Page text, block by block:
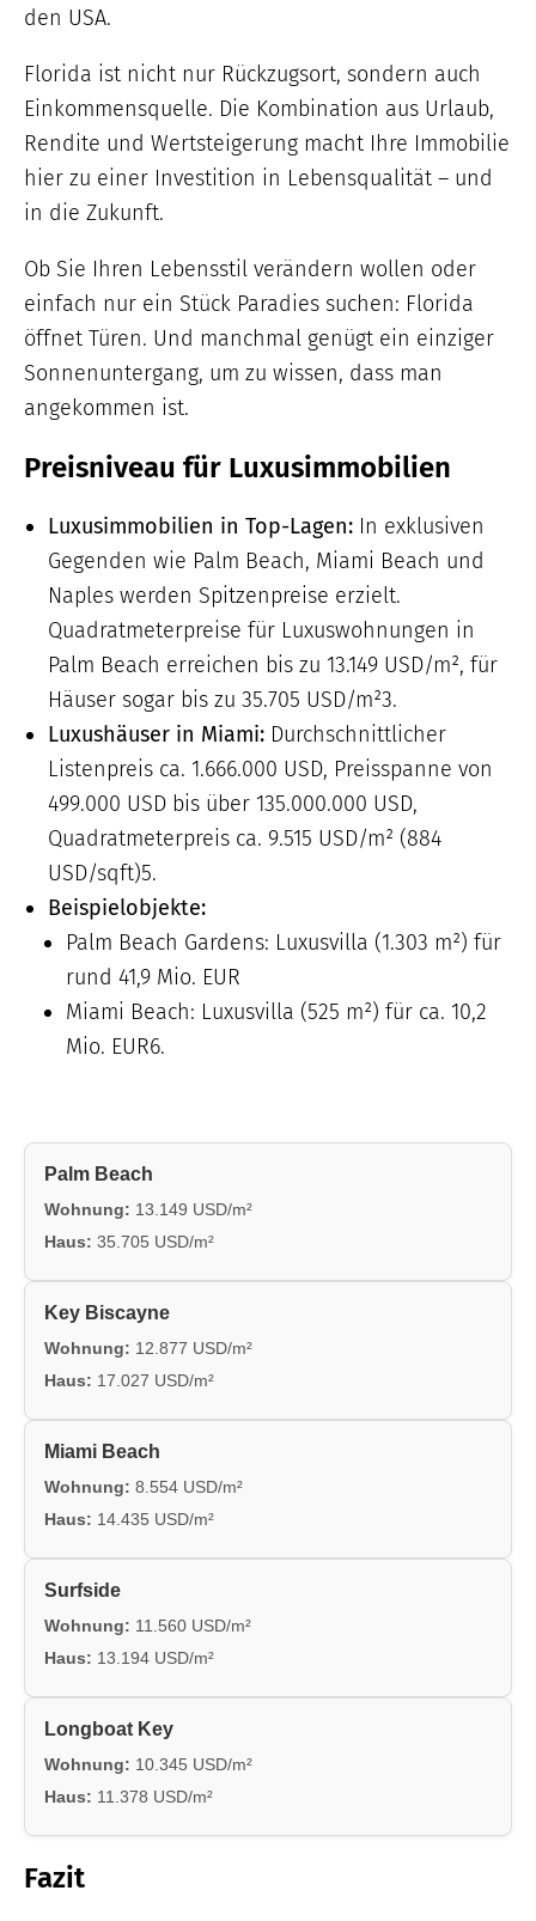
den USA.
Florida ist nicht nur Rückzugsort, sondern auch
Einkommensquelle. Die Kombination aus Urlaub,
Rendite und Wertsteigerung macht Ihre Immobilie
hier zu einer Investition in Lebensqualität – und
in die Zukunft.
Ob Sie Ihren Lebensstil verändern wollen oder
einfach nur ein Stück Paradies suchen: Florida
öffnet Türen. Und manchmal genügt ein einziger
Sonnenuntergang, um zu wissen, dass man
angekommen ist.
Preisniveau für Luxusimmobilien
Luxusimmobilien in Top-Lagen: In exklusiven
Gegenden wie Palm Beach, Miami Beach und
Naples werden Spitzenpreise erzielt.
Quadratmeterpreise für Luxuswohnungen in
Palm Beach erreichen bis zu 13.149 USD/m², für
Häuser sogar bis zu 35.705 USD/m²3.
Luxushäuser in Miami: Durchschnittlicher
Listenpreis ca. 1.666.000 USD, Preisspanne von
499.000 USD bis über 135.000.000 USD,
Quadratmeterpreis ca. 9.515 USD/m² (884
USD/sqft)5.
Beispielobjekte:
Palm Beach Gardens: Luxusvilla (1.303 m²) für
rund 41,9 Mio. EUR
Miami Beach: Luxusvilla (525 m²) für ca. 10,2
Mio. EUR6.
Palm Beach
Wohnung: 13.149 USD/m²
Haus: 35.705 USD/m²
Key Biscayne
Wohnung: 12.877 USD/m²
Haus: 17.027 USD/m²
Miami Beach
Wohnung: 8.554 USD/m²
Haus: 14.435 USD/m²
Surfside
Wohnung: 11.560 USD/m²
Haus: 13.194 USD/m²
Longboat Key
Wohnung: 10.345 USD/m²
Haus: 11.378 USD/m²
Fazit